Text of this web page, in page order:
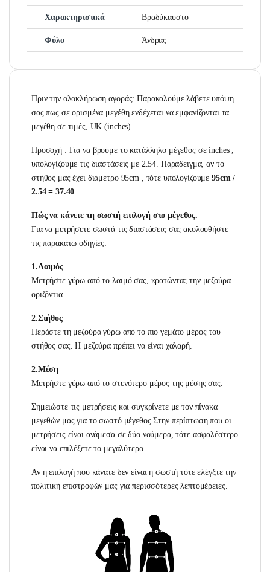
Χαρακτηριστικά Βραδύκαυστο
Φύλο Άνδρας
Πριν την ολοκλήρωση αγοράς: Παρακαλούμε λάβετε υπόψη
σας πως σε ορισμένα μεγέθη ενδέχεται να εμφανίζονται τα
μεγέθη σε τιμές, UK (inches).
Προσοχή : Για να βρούμε το κατάλληλο μέγεθος σε inches ,
υπολογίζουμε τις διαστάσεις με 2.54. Παράδειγμα, αν το
στήθος μας έχει διάμετρο 95cm , τότε υπολογίζουμε 95cm /
2.54 = 37.40
Πώς να κάνετε τη σωστή επιλογή στο μέγεθος.
Για να μετρήσετε σωστά τις διαστάσεις σας ακολουθήστε
τις παρακάτω οδηγίες:
1.Λαιμός
Μετρήστε γύρω από το λαιμό σας, κρατώντας την μεζούρα
οριζόντια.
2.Στήθος
Περάστε τη μεζούρα γύρω από το πιο γεμάτο μέρος του
στήθος σας. Η μεζούρα πρέπει να είναι χαλαρή.
2.Μέση
Μετρήστε γύρω από το στενότερο μέρος της μέσης σας.
Σημειώστε τις μετρήσεις και συγκρίνετε με τον πίνακα
μεγεθών μας για το σωστό μέγεθος.Στην περίπτωση που οι
μετρήσεις είναι ανάμεσα σε δύο νούμερα, τότε ασφαλέστερο
είναι να επιλέξετε το μεγαλύτερο.
Αν η επιλογή που κάνατε δεν είναι η σωστή τότε ελέγξτε την
πολιτική επιστροφών μας για περισσότερες λεπτομέρειες.